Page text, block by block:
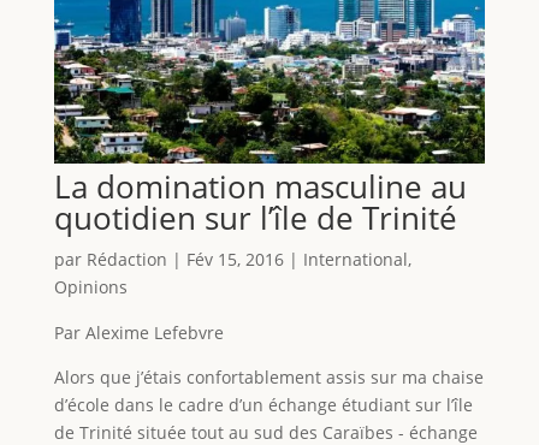
La domination masculine au
quotidien sur l’île de Trinité
par Rédaction | Fév 15, 2016| International,
Opinions
Par Alexime Lefebvre
Alors que j’étais confortablement assis sur ma chaise
d’école dans le cadre d’un échange étudiant sur l’île
de Trinité située tout au sud des Caraïbes - échange